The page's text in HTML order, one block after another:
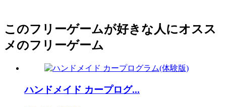
このフリーゲームが好きな人にオスス
メのフリーゲーム
ハンドメイド カープログ...